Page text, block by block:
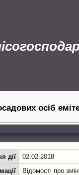
осіб
дії
02.02.2018
Відомості про